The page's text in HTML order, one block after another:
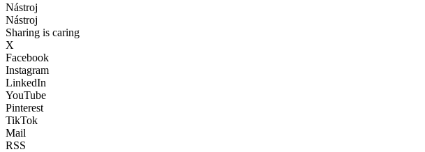
Nástroj
Nástroj
Sharing is caring
X
Facebook
Instagram
LinkedIn
YouTube
Pinterest
TikTok
Mail
RSS